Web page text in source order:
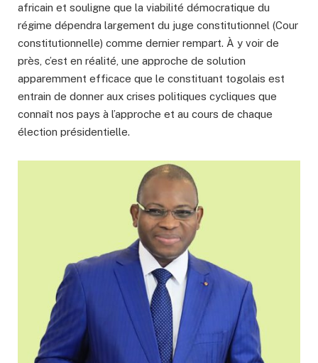
africain et souligne que la viabilité démocratique du
régime dépendra largement du juge constitutionnel (Cour
constitutionnelle) comme dernier rempart. À y voir de
près, c’est en réalité, une approche de solution
apparemment efficace que le constituant togolais est
entrain de donner aux crises politiques cycliques que
connaît nos pays à l’approche et au cours de chaque
élection présidentielle.